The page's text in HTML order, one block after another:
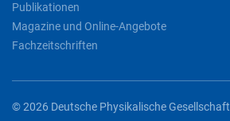
Publikationen
Magazine und Online-Angebote
Fachzeitschriften
© 2026 Deutsche Physikalische Gesellschaft